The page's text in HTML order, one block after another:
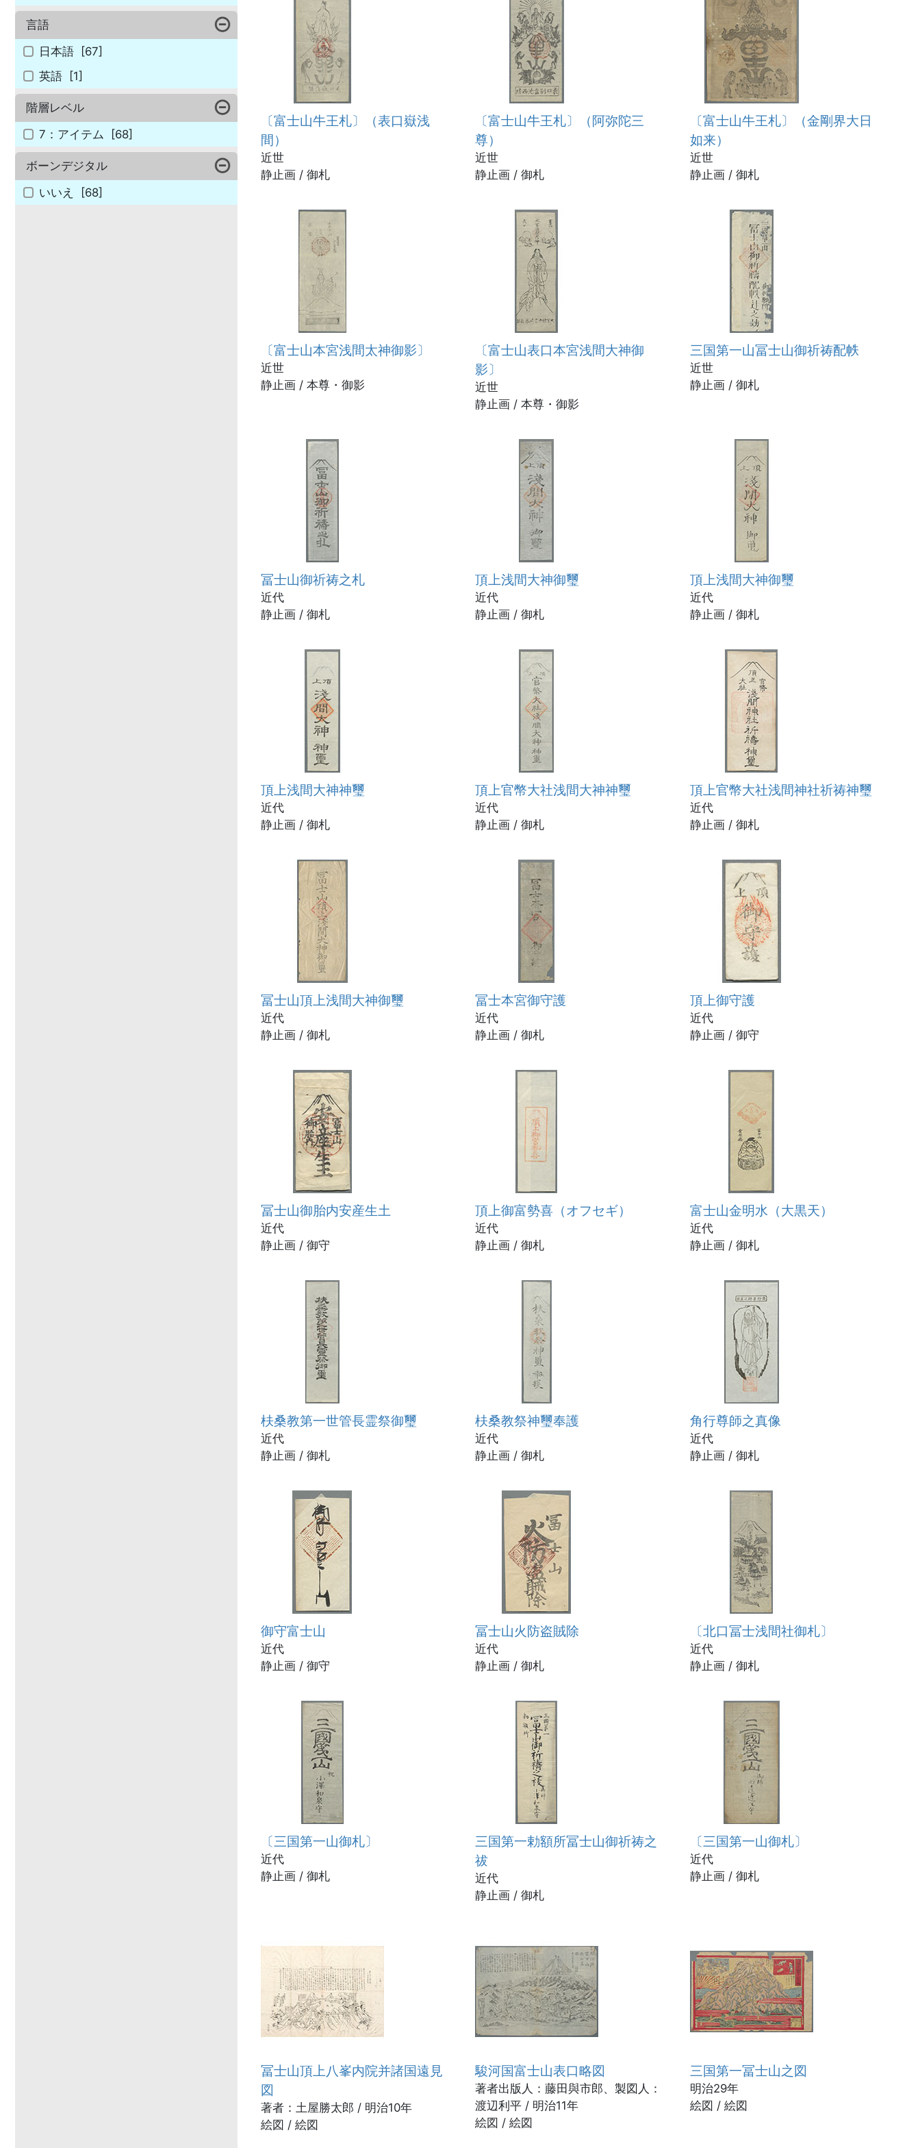
言語
日本語 [67]
英語 [1]
階層レベル
7：アイテム
[68]
ボーンデジタル
いいえ
[68]
〔富士山牛王札〕（表口嶽浅
間）
近世
静止画 / 御札
〔富士山牛王札〕（阿弥陀三
尊）
近世
静止画 / 御札
〔富士山牛王札〕（金剛界大日
如来）
近世
静止画 / 御札
〔富士山本宮浅間太神御影〕
近世
静止画 / 本尊・御影
〔富士山表口本宮浅間大神御
影〕
近世
静止画 / 本尊・御影
三国第一山冨士山御祈祷配帙
近世
静止画 / 御札
冨士山御祈祷之札
近代
静止画 / 御札
頂上浅間大神御璽
近代
静止画 / 御札
頂上浅間大神御璽
近代
静止画 / 御札
頂上浅間大神神璽
近代
静止画 / 御札
頂上官幣大社浅間大神神璽
近代
静止画 / 御札
頂上官幣大社浅間神社祈祷神璽
近代
静止画 / 御札
冨士山頂上浅間大神御璽
近代
静止画 / 御札
冨士本宮御守護
近代
静止画 / 御札
頂上御守護
近代
静止画 / 御守
冨士山御胎内安産生土
近代
静止画 / 御守
頂上御富勢喜（オフセギ）
近代
静止画 / 御札
富士山金明水（大黒天）
近代
静止画 / 御札
枎桑教第一世管長霊祭御璽
近代
静止画 / 御札
枎桑教祭神璽奉護
近代
静止画 / 御札
角行尊師之真像
近代
静止画 / 御札
御守富士山
近代
静止画 / 御守
冨士山火防盗賊除
近代
静止画 / 御札
〔北口冨士浅間社御札〕
近代
静止画 / 御札
〔三国第一山御札〕
近代
静止画 / 御札
三国第一勅額所冨士山御祈祷之
祓
近代
静止画 / 御札
〔三国第一山御札〕
近代
静止画 / 御札
冨士山頂上八峯内院并諸国遠見
図
著者：土屋勝太郎 / 明治10年
絵図 / 絵図
駿河国富士山表口略図
著者出版人：藤田與市郎、製図人：
渡辺利平 / 明治11年
絵図 / 絵図
三国第一冨士山之図
明治29年
絵図 / 絵図